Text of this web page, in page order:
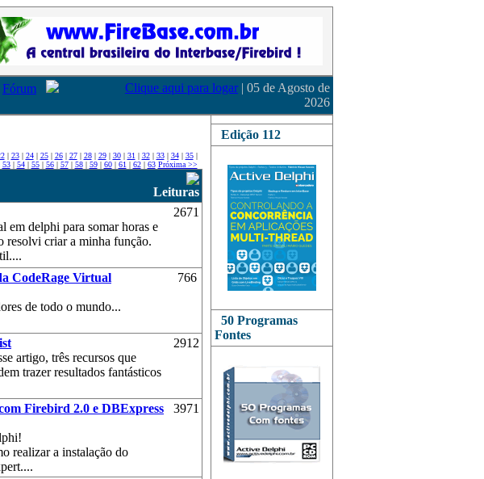
Fórum
Clique aqui para logar | 05 de Agosto de
2026
| 23| 24| 25| 26| 27| 28| 29| 30| 31 | 32| 33| 34| 35|
53| 54| 55| 56| 57| 58| 59| 60| 61 | 62| 63 Próxima >>
Leituras
em delphi para somar horas e
resolvi criar a minha função.
2671
CodeRage Virtual
de todo o mundo...
766
artigo, três recursos que
trazer resultados fantásticos
2912
Firebird 2.0 e DBExpress
realizar a instalação do
3971
Edição 112
50 Programas
Fontes